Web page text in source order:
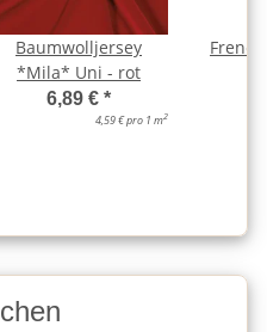
Baumwolljersey
*Mila* Uni - rot
6,89 € *
4,59 € pro 1 m2